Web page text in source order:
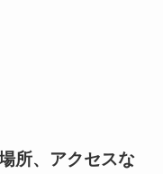
所、アクセスな